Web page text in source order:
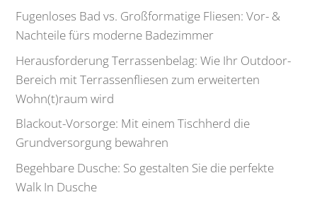
Fugenloses Bad vs. Großformatige Fliesen: Vor- &
Nachteile fürs moderne Badezimmer
Herausforderung Terrassenbelag: Wie Ihr Outdoor-
Bereich mit Terrassenfliesen zum erweiterten
Wohn(t)raum wird
Blackout-Vorsorge: Mit einem Tischherd die
Grundversorgung bewahren
Begehbare Dusche: So gestalten Sie die perfekte
Walk In Dusche